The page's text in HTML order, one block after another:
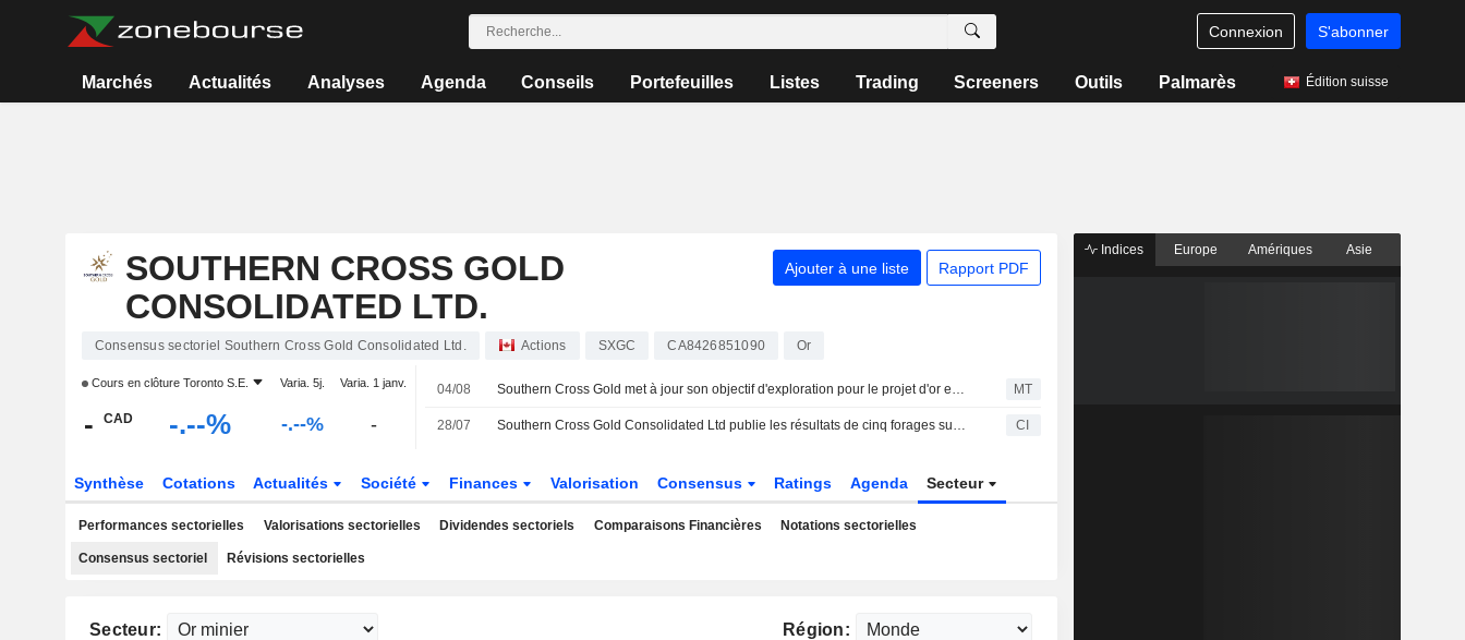
Connexion S'abonner
Marchés Actualités Analyses Agenda Conseils Portefeuilles Listes Trading Screeners Outils Palmarès Édition suisse
SOUTHERN CROSS GOLD
CONSOLIDATED LTD.
Ajouter à une liste Rapport PDF
Consensus sectoriel Southern Cross Gold Consolidated Ltd. Actions SXGC CA8426851090 Or
Cours en clôture Toronto S.E. Varia. 5j. Varia. 1 janv.
- CAD -.--% -.--% -
04/08 Southern Cross Gold met à jour son objectif d'exploration pour le projet d'or et d'antimoine de Victoria MT
28/07 Southern Cross Gold Consolidated Ltd publie les résultats de cinq forages sur le projet d'or et d'antimoine de Sunday Creek CI
Synthèse Cotations Actualités Société Finances Valorisation Consensus Ratings Agenda Secteur
Performances sectorielles Valorisations sectorielles Dividendes sectoriels Comparaisons Financières Notations sectorielles
Consensus sectoriel Révisions sectorielles
Secteur:
Région:
Indices Europe Amériques Asie